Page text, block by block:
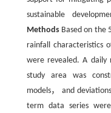
sustainable
MethodsBased on the
rainfall characteristics
were revealed. A
study area was
models， and
term data series